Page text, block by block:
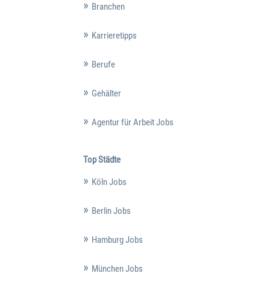
Branchen
Karrieretipps
Berufe
Gehälter
Agentur für Arbeit Jobs
Top Städte
Köln Jobs
Berlin Jobs
Hamburg Jobs
München Jobs